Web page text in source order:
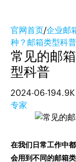
官网首页/企业邮
种？邮箱类型科普
常见的邮
型科普
2024-06-194.9K
专家
在我们日常工作中
会用到不同的邮箱